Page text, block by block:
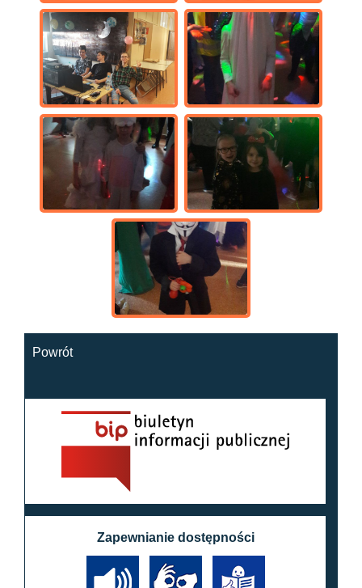
Powrót
Zapewnianie dostępności